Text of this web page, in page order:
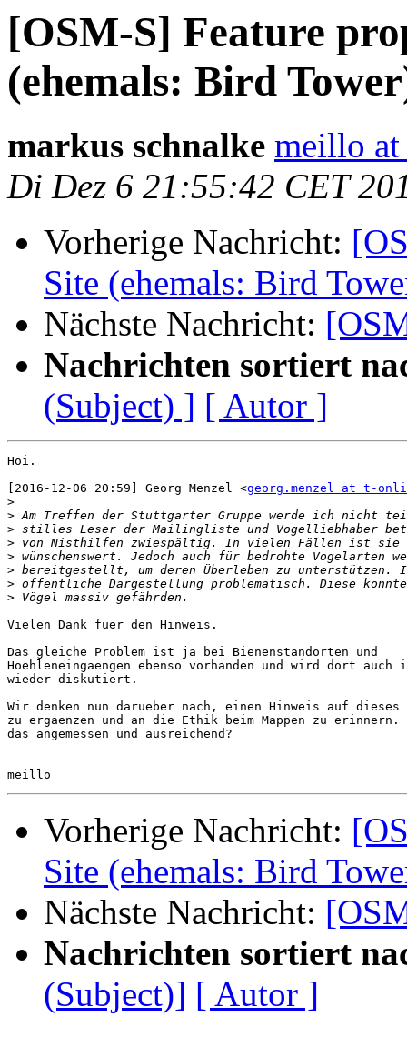
[OSM-S] Feature
(ehemals: Bird
markus schnalke meillo at
Di Dez 6 21:55:42 CET
Vorherige Nachricht:
Site (ehemals: Bird
Nächste Nachricht:
Nachrichten sortiert
(Subject) ] [ Autor ]
Hoi.
[2016-12-06 20:59] Georg Menzel <georg.menzel at t-
>
>
>
>
>
>
>
>
Vielen Dank fuer den Hinweis.
Das gleiche Problem ist ja bei Bienenstandorten und
Hoehleneingaengen ebenso vorhanden und wird dort auch
wieder diskutiert.
Wir denken nun darueber nach, einen Hinweis auf dieses
zu ergaenzen und an die Ethik beim Mappen zu erinnern.
das angemessen und ausreichend?
Vorherige Nachricht:
Site (ehemals: Bird
Nächste Nachricht:
Nachrichten sortiert
(Subject)] [ Autor ]